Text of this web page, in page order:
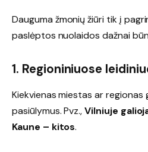
Dauguma žmonių žiūri tik į
paslėptos nuolaidos dažnai
1. Regioniniuose
Kiekvienas miestas ar
pasiūlymus. Pvz.,Vilniuje
Kaune – kitos.